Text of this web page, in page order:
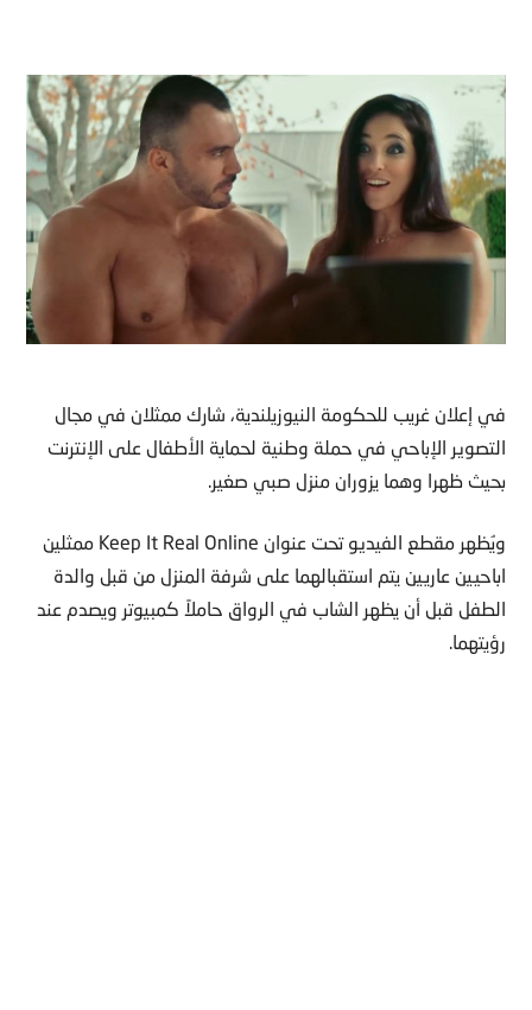
في إعلان غريب للحكومة النيوزيلندية، شارك ممثلان في مجال
التصوير الإباحي في حملة وطنية لحماية الأطفال على الإنترنت
بحيث ظهرا وهما يزوران منزل صبي صغير.
ويُظهر مقطع الفيديو تحت عنوان Keep It Real Online ممثلين
اباحيين عاريين يتم استقبالهما على شرفة المنزل من قبل والدة
الطفل قبل أن يظهر الشاب في الرواق حاملاً كمبيوتر ويصدم عند
رؤيتهما.